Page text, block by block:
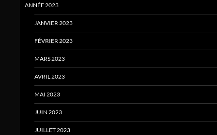
ANNÉE 2023
JANVIER 2023
FÉVRIER 2023
MARS 2023
AVRIL 2023
MAI 2023
JUIN 2023
JUILLET 2023